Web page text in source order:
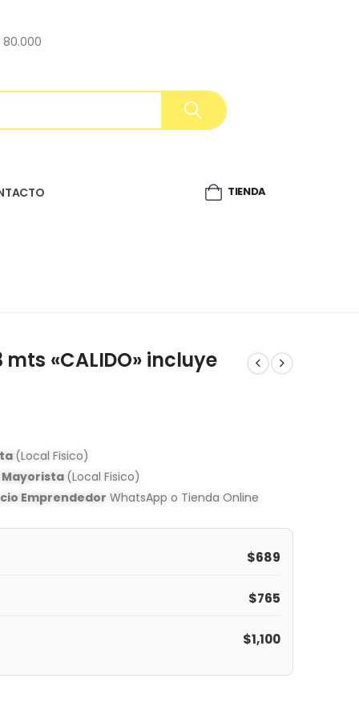
TIENDA
mts «CALIDO» incluye
(Local Fisico)
Mayorista (Local Fisico)
Emprendedor WhatsApp o Tienda Online
$689
$765
$1,100